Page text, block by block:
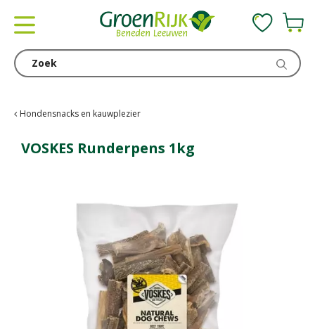
Hondensnacks en kauwplezier
VOSKES Runderpens 1kg